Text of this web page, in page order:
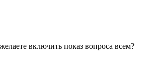
включить показ вопроса всем?